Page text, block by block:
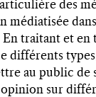
des
médiatisée
traitant et en
différents
au public de
sur